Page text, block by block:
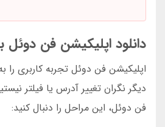
دانلود اپلیکیشن فن دوئل
اپلیکیشن فن دوئل تجربه کاربری را
دیگر نگران تغییر آدرس یا فیلتر
فن دوئل، این مراحل را دنبال کنید: